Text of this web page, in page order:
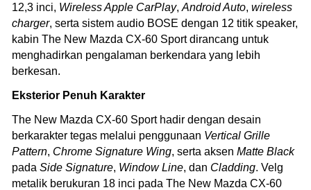
12,3 inci, Wireless Apple CarPlay, Android Auto, wireless
charger, serta sistem audio BOSE dengan 12 titik speaker,
kabin The New Mazda CX-60 Sport dirancang untuk
menghadirkan pengalaman berkendara yang lebih
berkesan.
Eksterior Penuh Karakter
The New Mazda CX-60 Sport hadir dengan desain
berkarakter tegas melalui penggunaan Vertical Grille
Pattern, Chrome Signature Wing, serta aksen Matte Black
pada Side Signature, Window Line, dan Cladding. Velg
metalik berukuran 18 inci pada The New Mazda CX-60